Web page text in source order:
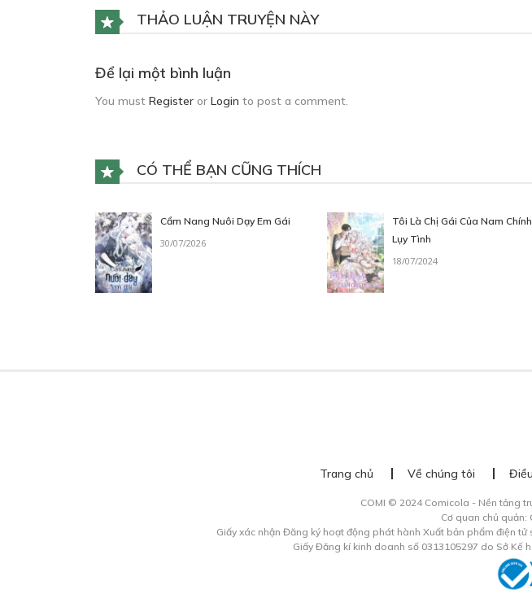
THẢO LUẬN TRUYỆN NÀY
Để lại một bình luận
You must Register or Login to post a comment.
CÓ THỂ BẠN CŨNG THÍCH
Cẩm Nang Nuôi Dạy Em Gái
30/07/2026
Tôi Là Chị Gái Của Nam Chính
Lụy Tình
18/07/2024
Trang chủ Về chúng tôi
COMI © 2024 Comicola - Nền tảng
Cơ quan chủ quản:
Giấy xác nhận Đăng ký hoạt động phát hành Xuất bản phẩm điện
Giấy Đăng kí kinh doanh số 0313105297 do Sở Kế